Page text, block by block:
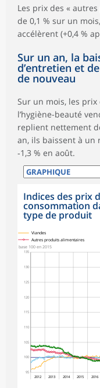
Les prix des «
de 0,1 % sur un
accélèrent (+0,4 %
Sur un an, la
d’entretien et
de nouveau
Sur un mois, les
l’hygiène-beauté
replient nettement
an, ils baissent à un
‑1,3 % en août.
Indices des prix
consommation
type de produit
100
105
110
115
120
125
130
135
95
base 100 en 2015
2012 2013 2014 2015 2016
Viandes
Autres produits alimentaires